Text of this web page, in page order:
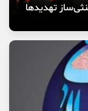
تهدیدها